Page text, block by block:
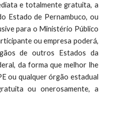
e totalmente gratuita, a
Estado de Pernambuco, ou
para o Ministério Público
ou empresa poderá,
de outros Estados da
da forma que melhor lhe
ou qualquer órgão estadual
ou onerosamente, a